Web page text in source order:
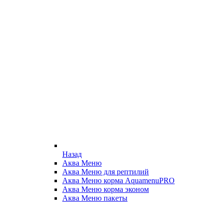
Назад
Аква Меню
Аква Меню для рептилий
Аква Меню корма AquamenuPRO
Аква Меню корма эконом
Аква Меню пакеты